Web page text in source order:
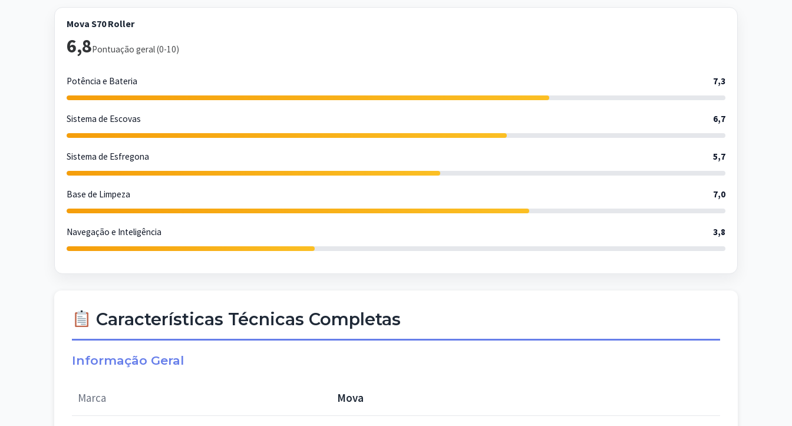
Mova S70 Roller
6,8Pontuação geral (0-10)
Potência e Bateria 7,3
Sistema de Escovas 6,7
Sistema de Esfregona 5,7
Base de Limpeza 7,0
Navegação e Inteligência 3,8
Características Técnicas Completas
Informação Geral
Marca Mova